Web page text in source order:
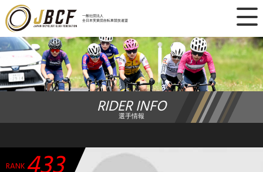
一般社団法人
全日本実業団自転車競技連盟
×
ニュース
レース日程
ランキング
チーム・選手
RIDER INFO
選手情報
RANK